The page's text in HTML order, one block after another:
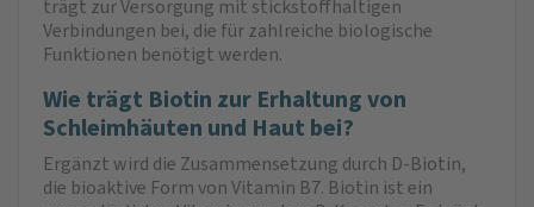
trägt zur Versorgung mit stickstoffhaltigen
Verbindungen bei, die für zahlreiche biologische
Funktionen benötigt werden.
Wie trägt Biotin zur Erhaltung von
Schleimhäuten und Haut bei?
Ergänzt wird die Zusammensetzung durch D-Biotin,
die bioaktive Form von Vitamin B7. Biotin ist ein